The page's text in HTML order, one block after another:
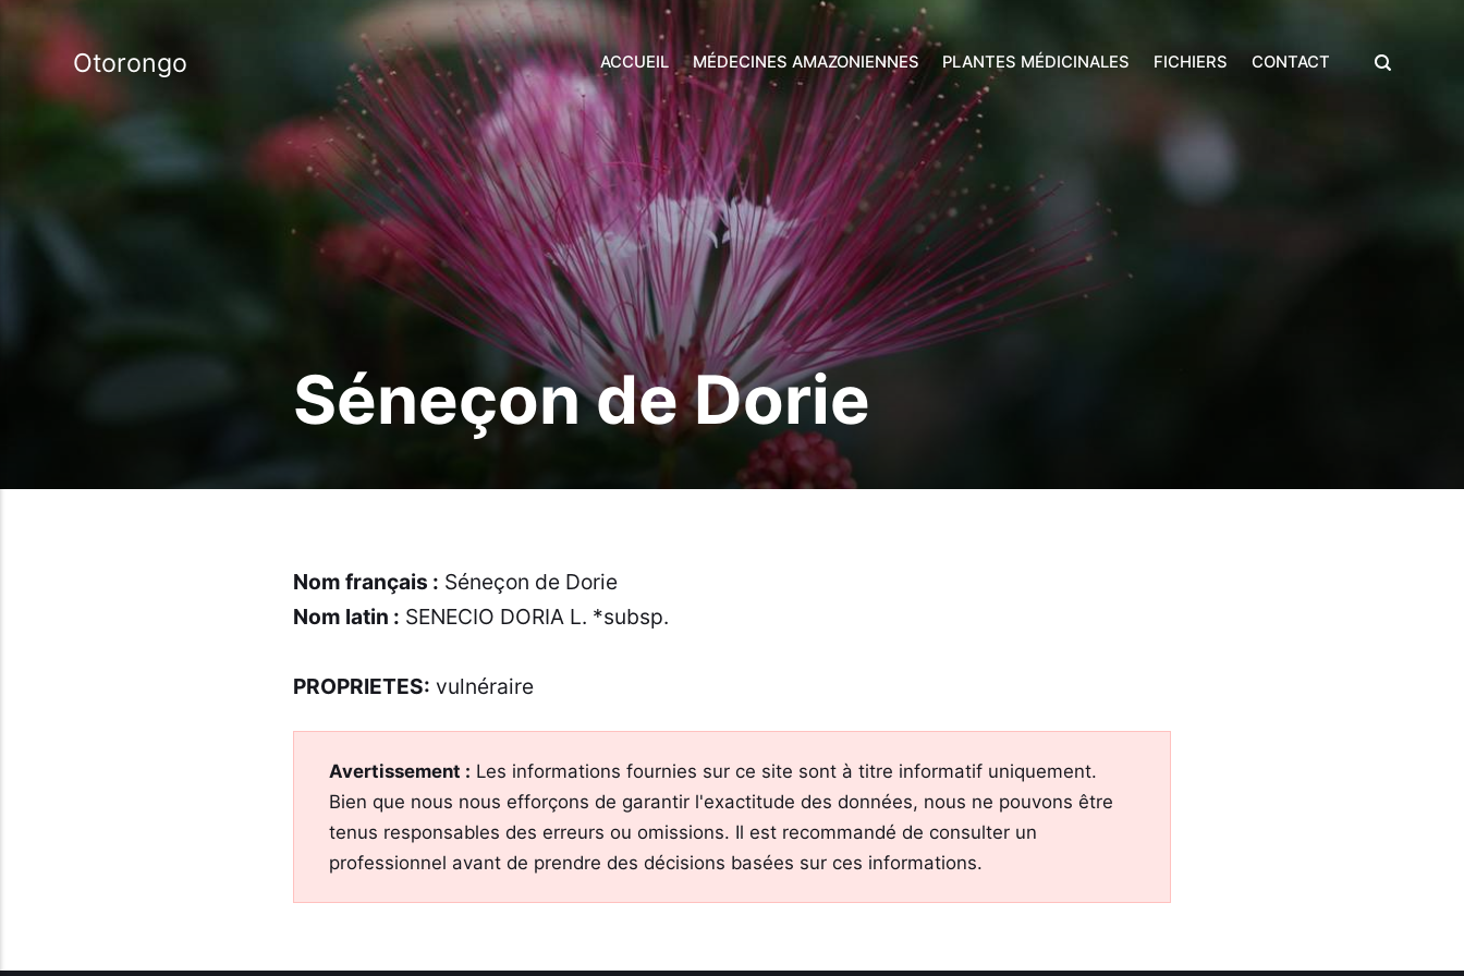
Otorongo ACCUEIL MÉDECINES AMAZONIENNES PLANTES MÉDICINALES FICHIERS CONTACT
Séneçon de Dorie
Nom français : Séneçon de Dorie
Nom latin : SENECIO DORIA L. *subsp.
PROPRIETES: vulnéraire
Avertissement : Les informations fournies sur ce site sont à titre informatif uniquement.
Bien que nous nous efforçons de garantir l'exactitude des données, nous ne pouvons être
tenus responsables des erreurs ou omissions. Il est recommandé de consulter un
professionnel avant de prendre des décisions basées sur ces informations.